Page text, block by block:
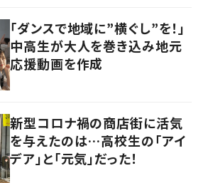
「ダンスで地域に”横ぐし”を！」
中高生が大人を巻き込み地元
応援動画を作成
新型コロナ禍の商店街に活気
を与えたのは…高校生の「アイ
デア」と「元気」だった！